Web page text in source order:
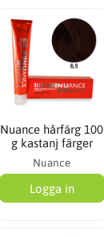
Nuance hårfärg 100
g kastanj färger
Nuance
Logga in